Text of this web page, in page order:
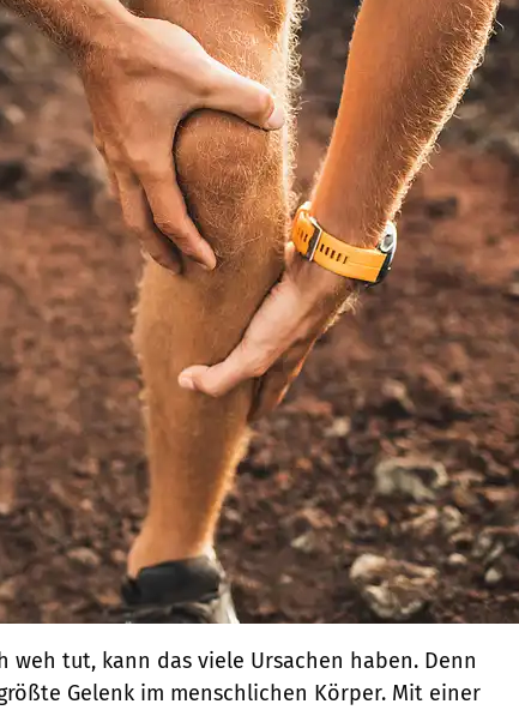
weh tut, kann das viele Ursachen haben. Denn
Gelenk im menschlichen Körper. Mit einer